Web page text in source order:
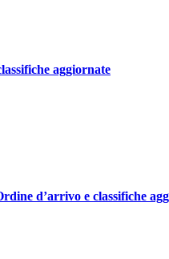
aggiornate
d’arrivo e classifiche